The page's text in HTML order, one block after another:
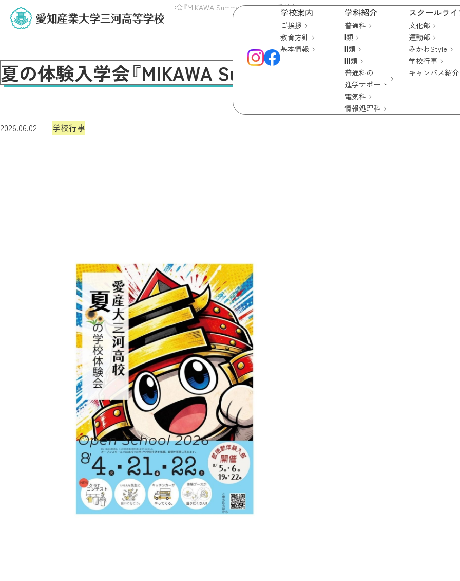
学校案内
ご挨拶
教育方針
基本情報
学科紹介
普通科
Ⅰ類
Ⅱ類
Ⅲ類
普通科の
進学サポート
電気科
情報処理科
スクールライ
文化部
運動部
みかわStyle
学校行事
キャンパス紹介
トップページ 夏の体験入学会『MIKAWA Summer Festival』 受付中！
夏の体験入学会『MIKAWA Summer Festival』 受付中！
2026.06.02 学校行事